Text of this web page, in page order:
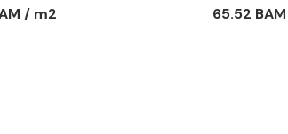
/ m2
65.52